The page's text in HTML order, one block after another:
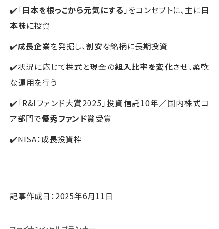
✔️「日本を根っこから元気にする 」をコンセプトに、主に日
本株に投資
✔️成長企業を発掘し、割安な銘柄に長期投資
✔️状況に応じて株式と現金の組入比率を変化させ、柔軟
な運用を行う
✔️「R&Iファンド大賞2025」投資信託10年／国内株式コ
ア部門で優秀ファンド賞受賞
✔️NISA：成長投資枠
記事作成日：2025年6月11日